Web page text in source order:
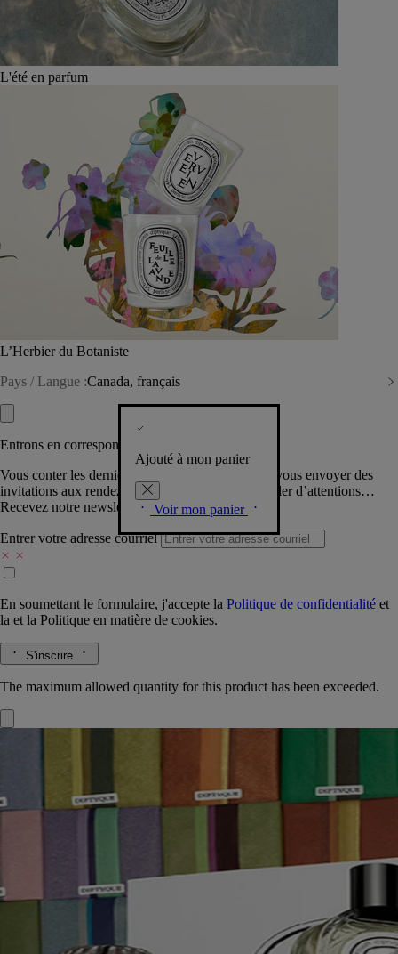
L'été en parfum
L’Herbier du Botaniste
Pays / Langue :Canada, français
Ajouté à mon panier
Voir mon panier
Entrons en correspondance​
Vous conter les dernières créations de la Maison, vous envoyer des
invitations aux rendez-vous Diptyque, vous combler d’attentions…
Recevez notre newsletter.
Entrer votre adresse courriel
En soumettant le formulaire, j'accepte la Politique de confidentialité et
la et la Politique en matière de cookies.
S'inscrire
The maximum allowed quantity for this product has been exceeded.